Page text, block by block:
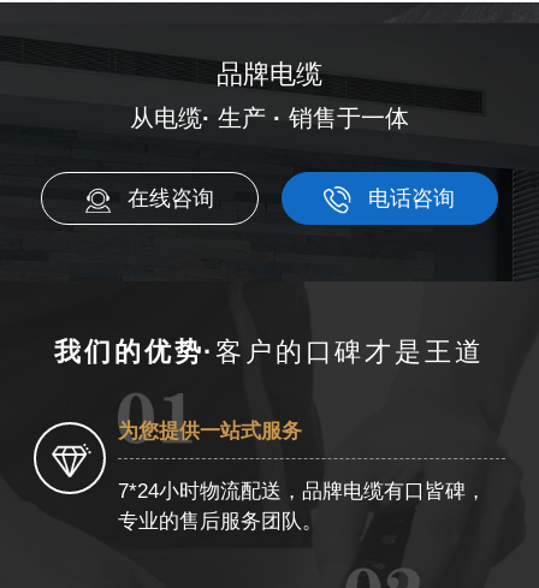
品牌电缆
从电缆· 生产 · 销售于一体
在线咨询 电话咨询
我们的优势·客户的口碑才是王道
为您提供一站式服务
7*24小时物流配送，品牌电缆有口皆碑，
专业的售后服务团队。